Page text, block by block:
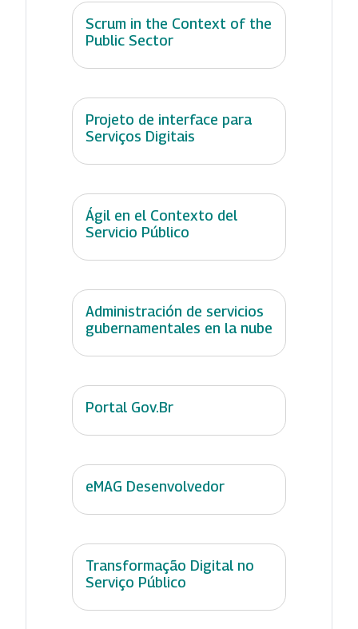
Scrum in the Context of the
Public Sector
Projeto de interface para
Serviços Digitais
Ágil en el Contexto del
Servicio Público
Administración de servicios
gubernamentales en la nube
Portal Gov.Br
eMAG Desenvolvedor
Transformação Digital no
Serviço Público